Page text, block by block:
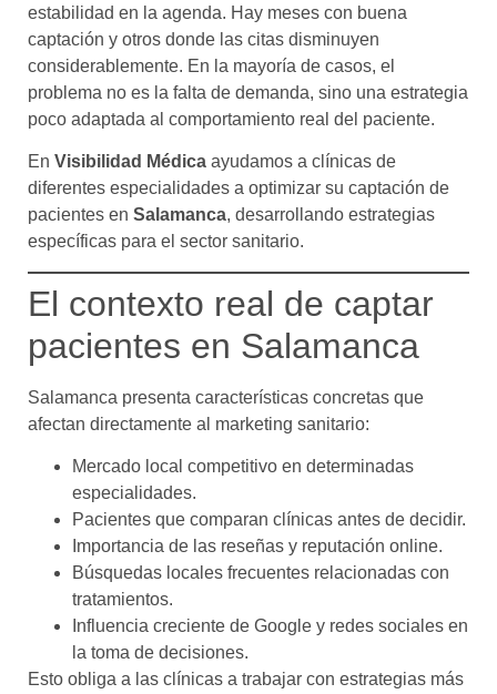
estabilidad en la agenda. Hay meses con buena
captación y otros donde las citas disminuyen
considerablemente. En la mayoría de casos, el
problema no es la falta de demanda, sino una estrategia
poco adaptada al comportamiento real del paciente.
En Visibilidad Médica ayudamos a clínicas de
diferentes especialidades a optimizar su captación de
pacientes en Salamanca, desarrollando estrategias
específicas para el sector sanitario.
El contexto real de captar
pacientes en Salamanca
Salamanca presenta características concretas que
afectan directamente al marketing sanitario:
Mercado local competitivo en determinadas
especialidades.
Pacientes que comparan clínicas antes de decidir.
Importancia de las reseñas y reputación online.
Búsquedas locales frecuentes relacionadas con
tratamientos.
Influencia creciente de Google y redes sociales en
la toma de decisiones.
Esto obliga a las clínicas a trabajar con estrategias más